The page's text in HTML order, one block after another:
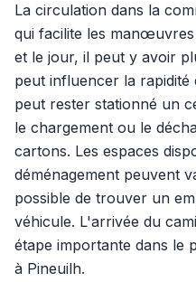
La circulation dans la
qui facilite les
et le jour, il peut y avoir
peut influencer la rapidité
peut rester stationné un
le chargement ou le
cartons. Les espaces
déménagement peuvent
possible de trouver un
véhicule. L'arrivée du
étape importante dans le
à Pineuilh.